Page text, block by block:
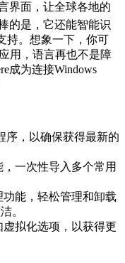
界面，让全球各地的
的是，它还能智能识
持。想象一下，你可
用，语言再也不是障
成为连接Windows
序，以确保获得最新的
，一次性导入多个常用
功能，轻松管理和卸载
。
虚拟化选项，以获得更